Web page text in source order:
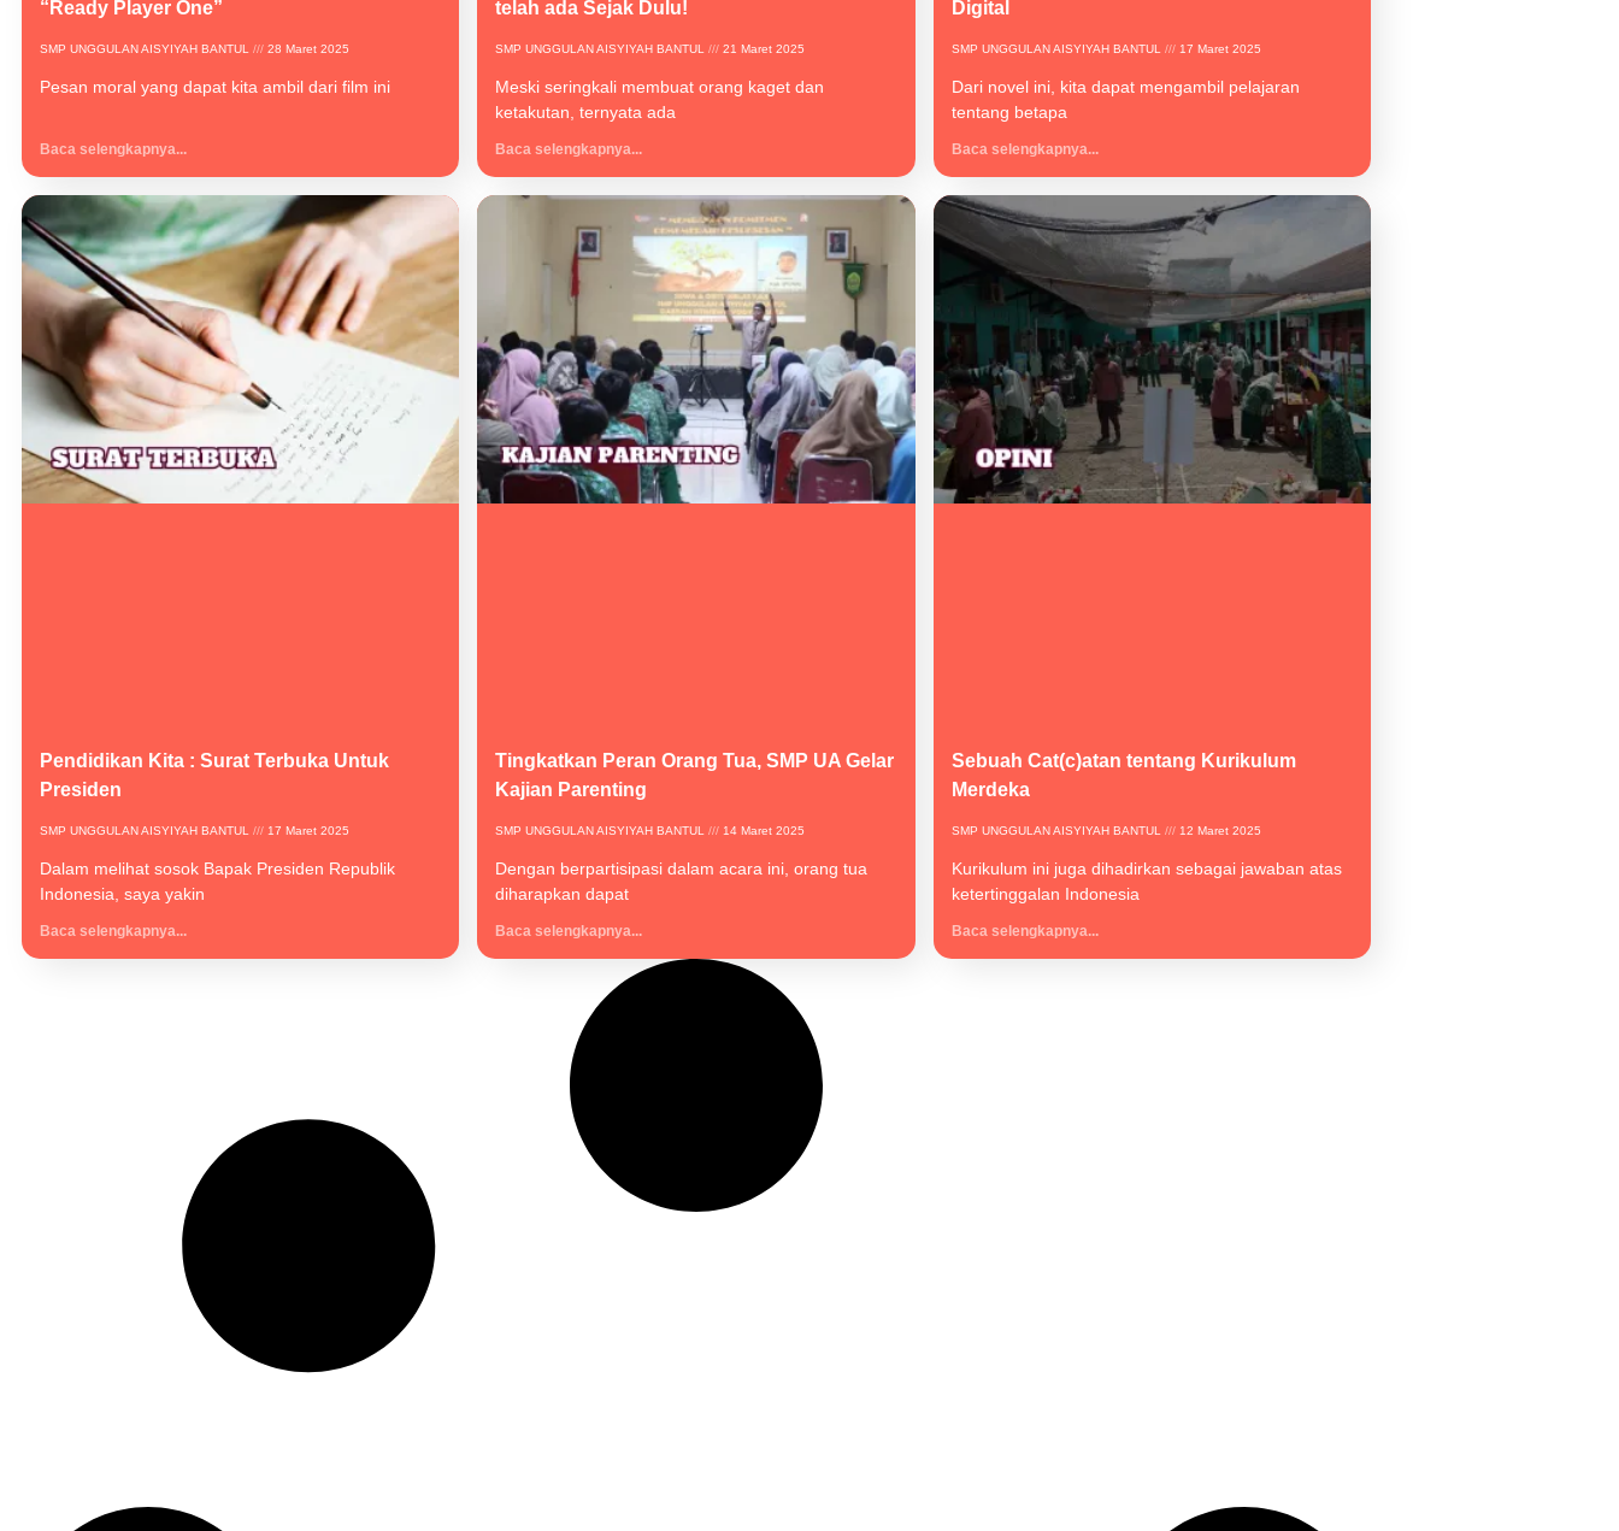
“Ready Player One”
SMP UNGGULAN AISYIYAH BANTUL 28 Maret 2025
Pesan moral yang dapat kita ambil dari film ini
Baca selengkapnya...
telah ada Sejak Dulu!
SMP UNGGULAN AISYIYAH BANTUL 21 Maret 2025
Meski seringkali membuat orang kaget dan
ketakutan, ternyata ada
Baca selengkapnya...
Digital
SMP UNGGULAN AISYIYAH BANTUL 17 Maret 2025
Dari novel ini, kita dapat mengambil pelajaran
tentang betapa
Baca selengkapnya...
Pendidikan Kita : Surat Terbuka Untuk
Presiden
SMP UNGGULAN AISYIYAH BANTUL 17 Maret 2025
Dalam melihat sosok Bapak Presiden Republik
Indonesia, saya yakin
Baca selengkapnya...
Tingkatkan Peran Orang Tua, SMP UA Gelar
Kajian Parenting
SMP UNGGULAN AISYIYAH BANTUL 14 Maret 2025
Dengan berpartisipasi dalam acara ini, orang tua
diharapkan dapat
Baca selengkapnya...
Sebuah Cat(c)atan tentang Kurikulum
Merdeka
SMP UNGGULAN AISYIYAH BANTUL 12 Maret 2025
Kurikulum ini juga dihadirkan sebagai jawaban atas
ketertinggalan Indonesia
Baca selengkapnya...